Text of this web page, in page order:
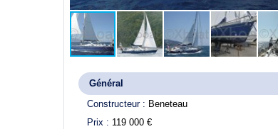
Général
Constructeur : Beneteau
Prix : 119 000 €